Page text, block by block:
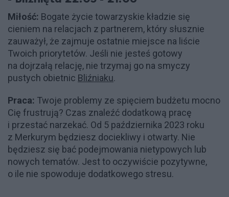
Miłość: Bogate życie towarzyskie kładzie się
cieniem na relacjach z partnerem, który słusznie
zauważył, że zajmuje ostatnie miejsce na liście
Twoich priorytetów. Jeśli nie jesteś gotowy
na dojrzałą relację, nie trzymaj go na smyczy
pustych obietnic Bliźniaku.
Praca: Twoje problemy ze spięciem budżetu mocno
Cię frustrują? Czas znaleźć dodatkową pracę
i przestać narzekać. Od 5 października 2023 roku
z Merkurym będziesz dociekliwy i otwarty. Nie
będziesz się bać podejmowania nietypowych lub
nowych tematów. Jest to oczywiście pozytywne,
o ile nie spowoduje dodatkowego stresu.